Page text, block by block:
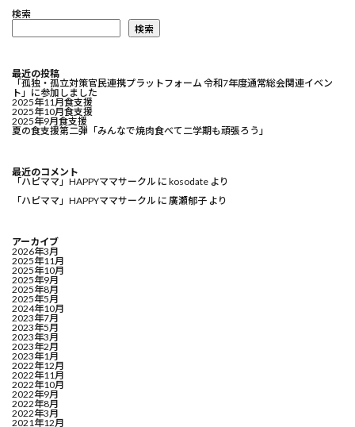
検索
検索
最近の投稿
「孤独・孤立対策官民連携プラットフォーム 令和7年度通常総会関連イベン
ト」に参加しました
2025年11月食支援
2025年10月食支援
2025年9月食支援
夏の食支援第二弾「みんなで焼肉食べて二学期も頑張ろう」
最近のコメント
「ハピママ」HAPPYママサークル に kosodate より
「ハピママ」HAPPYママサークル に 廣瀬郁子 より
アーカイブ
2026年3月
2025年11月
2025年10月
2025年9月
2025年8月
2025年5月
2024年10月
2023年7月
2023年5月
2023年3月
2023年2月
2023年1月
2022年12月
2022年11月
2022年10月
2022年9月
2022年8月
2022年3月
2021年12月